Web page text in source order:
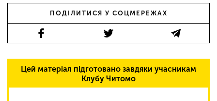
ПОДІЛИТИСЯ У СОЦМЕРЕЖАХ
Цей матеріал підготовано завдяки учасникам
Клубу Читомо